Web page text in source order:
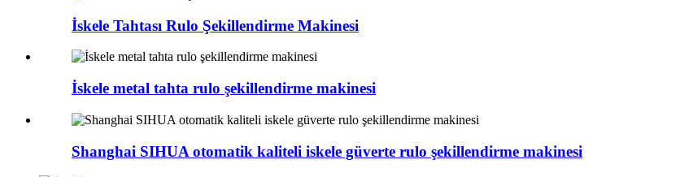
İskele Tahtası Rulo Şekillendirme Makinesi
İskele metal tahta rulo şekillendirme makinesi
Shanghai SIHUA otomatik kaliteli iskele güverte rulo şekillendirme makinesi